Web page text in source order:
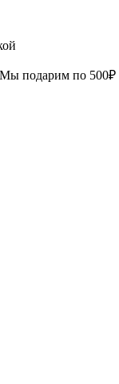
Мы подарим по 500₽